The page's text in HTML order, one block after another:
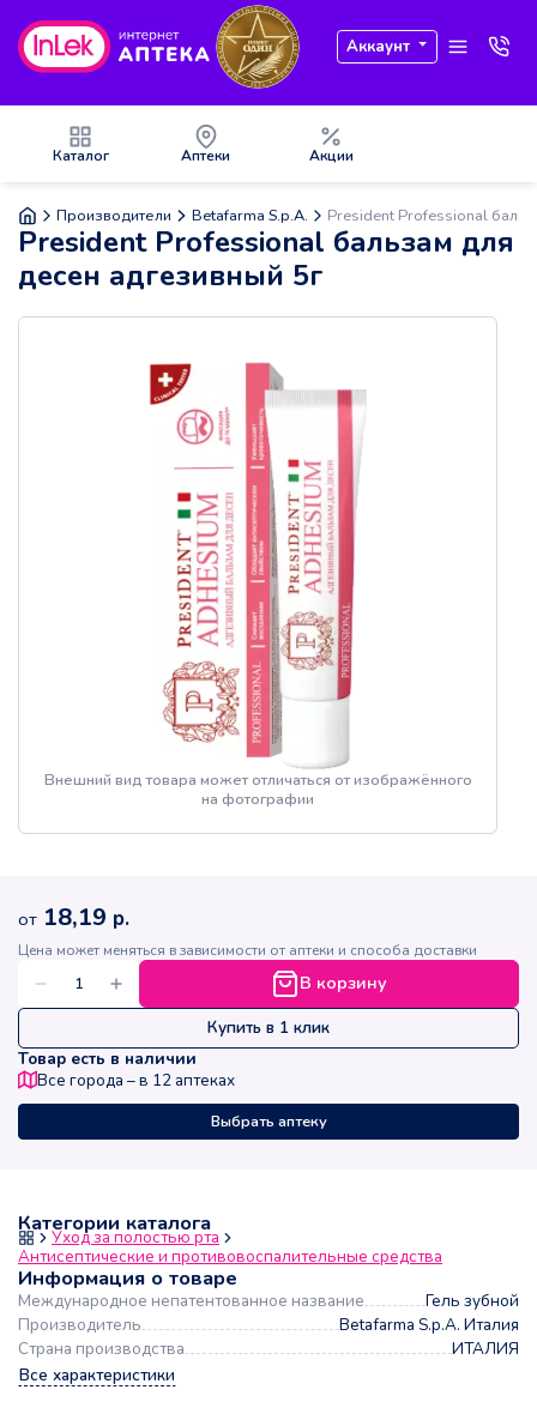
Аккаунт
Каталог Аптеки Акции
Производители Betafarma S.p.A. President Professional
President Professional бальзам для
десен адгезивный 5г
Внешний вид товара может отличаться от изображённого
на фотографии
Категории каталога
Уход за полостью рта
Антисептические и противовоспалительные средства
Информация о товаре
Международное непатентованное название
Гель зубной
Производитель
Betafarma S.p.A. Италия
Страна производства
ИТАЛИЯ
Все характеристики
от 18,19 р.
Цена может меняться в зависимости от аптеки и способа доставки
В корзину
Купить в 1 клик
Товар есть в наличии
Все города – в 12 аптеках
Выбрать аптеку